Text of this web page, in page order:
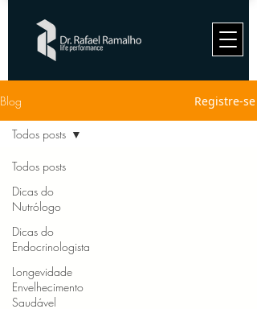
Blog Registre-se
Todos posts
Dicas do
Nutrólogo
Dicas do
Endocrinologista
Longevidade
Envelhecimento
Saudável
Todos posts